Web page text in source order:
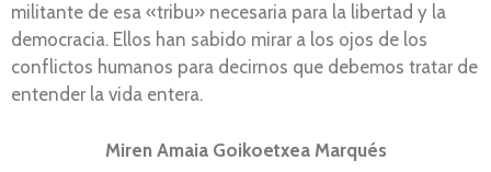
militante de esa «tribu» necesaria para la libertad y la
democracia. Ellos han sabido mirar a los ojos de los
conflictos humanos para decirnos que debemos tratar de
entender la vida entera.
Miren Amaia Goikoetxea Marqués